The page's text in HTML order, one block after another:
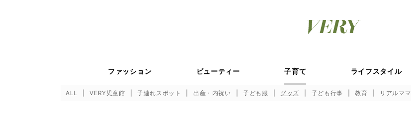
ファッション ビューティー 子育て ライフスタイル
ALL VERY児童館 子連れスポット 出産・内祝い 子ども服 グッズ 子ども行事 教育 リアルママ